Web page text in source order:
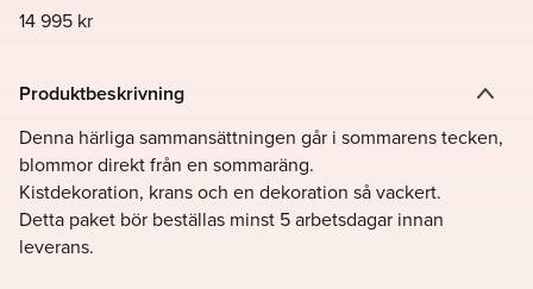
14 995 kr
Produktbeskrivning
Denna härliga sammansättningen går i sommarens tecken,
blommor direkt från en sommaräng.
Kistdekoration, krans och en dekoration så vackert.
Detta paket bör beställas minst 5 arbetsdagar innan
leverans.